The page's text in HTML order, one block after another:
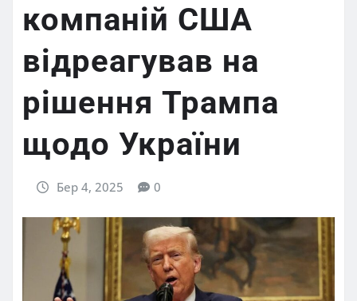
компаній США
відреагував на
рішення Трампа
щодо України
Бер 4, 2025 0